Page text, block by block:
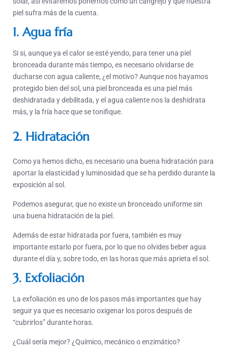
piel sufra más de la cuenta.
1. Agua fría
Si si, aunque ya el calor se esté yendo, para tener una piel
bronceada durante más tiempo, es necesario olvidarse de
ducharse con agua caliente, ¿el motivo? Aunque nos hayamos
protegido bien del sol, una piel bronceada es una piel más
deshidratada y debilitada, y el agua caliente nos la deshidrata
más, y la fría hace que se tonifique.
2. Hidratación
Como ya hemos dicho, es necesario una buena hidratación para
aportar la elasticidad y luminosidad que se ha perdido durante la
exposición al sol.
Podemos asegurar, que no existe un bronceado uniforme sin
una buena hidratación de la piel.
Además de estar hidratada por fuera, también es muy
importante estarlo por fuera, por lo que no olvides beber agua
durante el día y, sobre todo, en las horas que más aprieta el sol.
3. Exfoliación
La exfoliación es uno de los pasos más importantes que hay
seguir ya que es necesario oxigenar los poros después de
“cubrirlos” durante horas.
¿Cuál sería mejor? ¿Químico, mecánico o enzimático?